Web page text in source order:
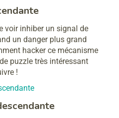
voir inhiber un signal de
un danger plus grand
hacker ce mécanisme
puzzle très intéressant
!